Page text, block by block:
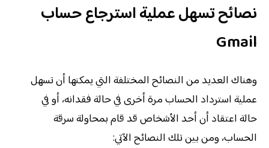
نصائح تسهل عملية استرجاع حساب
Gmail
وهناك العديد من النصائح المختلفة التي يمكنها أن تسهل
عملية استرداد الحساب مرة أخرى في حالة فقدانه، أو في
حالة اعتقاد أن أحد الأشخاص قد قام بمحاولة سرقة
الحساب، ومن بين تلك النصائح الآتي: